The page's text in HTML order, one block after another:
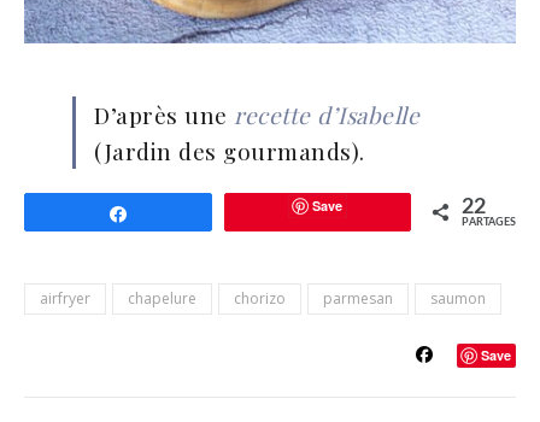
D’après une recette d’Isabelle
(Jardin des gourmands).
Save 22
PARTAGES
airfryer chapelure chorizo parmesan saumon
Save